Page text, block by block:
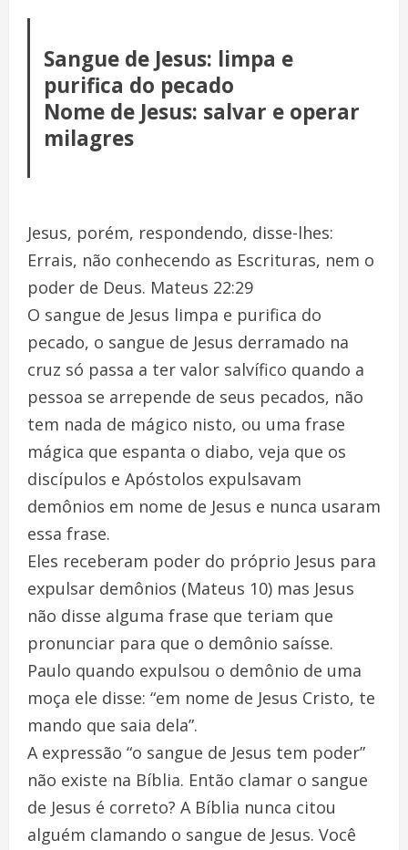
Sangue de Jesus: limpa e
purifica do pecado
Nome de Jesus: salvar e operar
milagres
Jesus, porém, respondendo, disse-lhes:
Errais, não conhecendo as Escrituras, nem o
poder de Deus. Mateus 22:29
O sangue de Jesus limpa e purifica do
pecado, o sangue de Jesus derramado na
cruz só passa a ter valor salvífico quando a
pessoa se arrepende de seus pecados, não
tem nada de mágico nisto, ou uma frase
mágica que espanta o diabo, veja que os
discípulos e Apóstolos expulsavam
demônios em nome de Jesus e nunca usaram
essa frase.
Eles receberam poder do próprio Jesus para
expulsar demônios (Mateus 10) mas Jesus
não disse alguma frase que teriam que
pronunciar para que o demônio saísse.
Paulo quando expulsou o demônio de uma
moça ele disse: “em nome de Jesus Cristo, te
mando que saia dela”.
A expressão “o sangue de Jesus tem poder”
não existe na Bíblia. Então clamar o sangue
de Jesus é correto? A Bíblia nunca citou
alguém clamando o sangue de Jesus. Você